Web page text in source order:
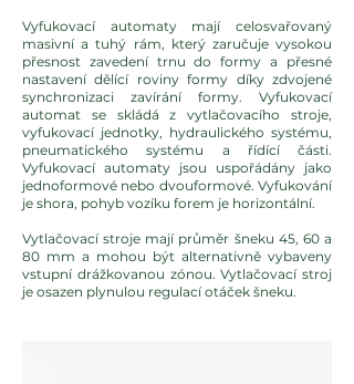
Vyfukovací automaty mají celosvařovaný
masivní a tuhý rám, který zaručuje vysokou
přesnost zavedení trnu do formy a přesné
nastavení dělící roviny formy díky zdvojené
synchronizaci zavírání formy. Vyfukovací
automat se skládá z vytlačovacího stroje,
vyfukovací jednotky, hydraulického systému,
pneumatického systému a řídící části.
Vyfukovací automaty jsou uspořádány jako
jednoformové nebo dvouformové. Vyfukování
je shora, pohyb vozíku forem je horizontální.
Vytlačovací stroje mají průměr šneku 45, 60 a
80 mm a mohou být alternativně vybaveny
vstupní drážkovanou zónou. Vytlačovací stroj
je osazen plynulou regulací otáček šneku.